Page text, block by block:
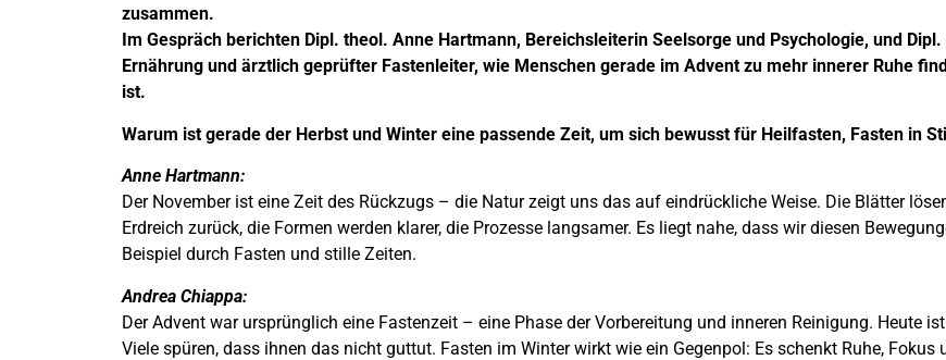
zusammen.
Im Gespräch berichten Dipl. theol. Anne Hartmann, Bereichsleiterin Seelsorge und Psychologie, und
Ernährung und ärztlich geprüfter Fastenleiter, wie Menschen gerade im Advent zu mehr innerer Ruhe
ist.
Warum ist gerade der Herbst und Winter eine passende Zeit, um sich bewusst für Heilfasten, Fasten in
Anne Hartmann:
Der November ist eine Zeit des Rückzugs – die Natur zeigt uns das auf eindrückliche Weise. Die Blätter
Erdreich zurück, die Formen werden klarer, die Prozesse langsamer. Es liegt nahe, dass wir diesen
Beispiel durch Fasten und stille Zeiten.
Andrea Chiappa:
Der Advent war ursprünglich eine Fastenzeit – eine Phase der Vorbereitung und inneren Reinigung. Heute
Viele spüren, dass ihnen das nicht guttut. Fasten im Winter wirkt wie ein Gegenpol: Es schenkt Ruhe,